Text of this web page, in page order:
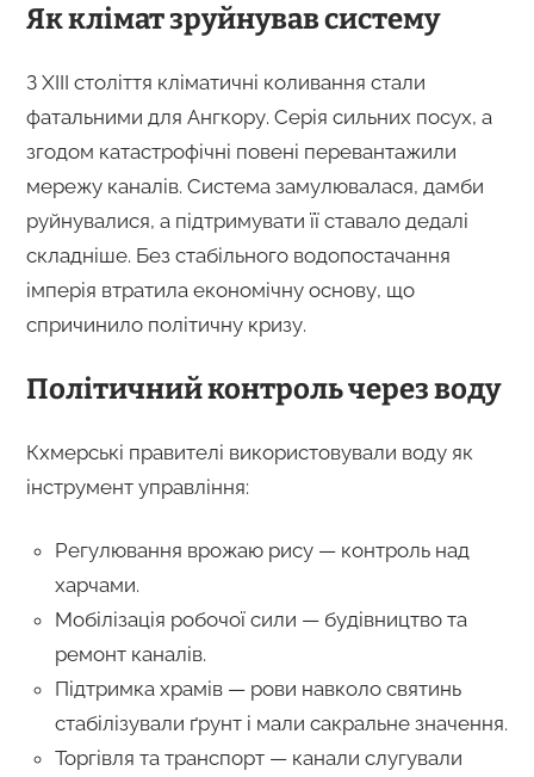
Як клімат зруйнував систему
З XIII століття кліматичні коливання стали
фатальними для Ангкору. Серія сильних посух, а
згодом катастрофічні повені перевантажили
мережу каналів. Система замулювалася, дамби
руйнувалися, а підтримувати її ставало дедалі
складніше. Без стабільного водопостачання
імперія втратила економічну основу, що
спричинило політичну кризу.
Політичний контроль через воду
Кхмерські правителі використовували воду як
інструмент управління:
Регулювання врожаю рису — контроль над
харчами.
Мобілізація робочої сили — будівництво та
ремонт каналів.
Підтримка храмів — рови навколо святинь
стабілізували ґрунт і мали сакральне значення.
Торгівля та транспорт — канали слугували